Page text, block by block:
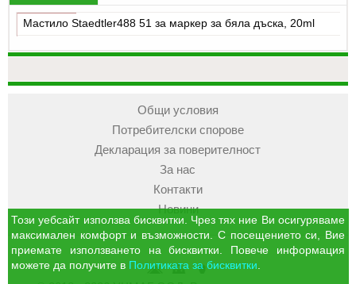
Мастило Staedtler488 51 за маркер за бяла дъска, 20ml
Общи условия
Потребителски спорове
Декларация за поверителност
За нас
Контакти
Новини
УЧМАГКошница
Профил
Този уебсайт използва бисквитки. Чрез тях ние Ви осигуряваме
максимален комфорт и възможности. С посещението си, Вие
приемате използването на бисквитки. Повече информация
можете да получите в Политиката за бисквитки.